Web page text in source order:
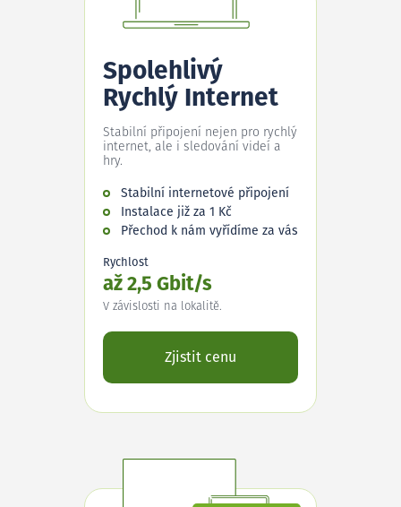
Spolehlivý
Rychlý Internet
Stabilní připojení nejen pro rychlý
internet, ale i sledování videí a
hry.
Stabilní internetové připojení
Instalace již za 1 Kč
Přechod k nám vyřídíme za vás
Rychlost
až 2,5 Gbit/s
V závislosti na lokalitě.
Zjistit cenu